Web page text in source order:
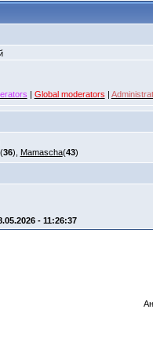
| Global moderators |
(36), Mamascha(43)
- 11:26:37